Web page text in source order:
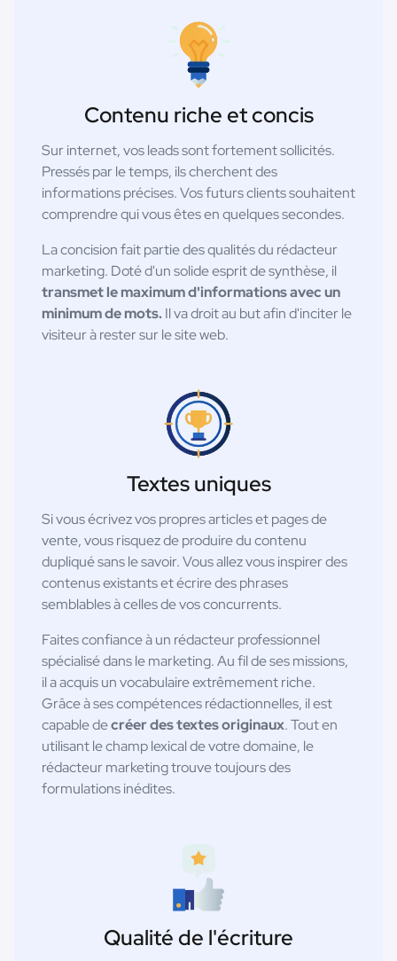
Contenu riche et concis
Sur internet, vos leads sont fortement sollicités.
Pressés par le temps, ils cherchent des
informations précises. Vos futurs clients souhaitent
comprendre qui vous êtes en quelques secondes.
La concision fait partie des qualités du rédacteur
marketing. Doté d'un solide esprit de synthèse, il
transmet le maximum d'informations avec un
minimum de mots.Il va droit au but afin d'inciter le
visiteur à rester sur le site web.
Textes uniques
Si vous écrivez vos propres articles et pages de
vente, vous risquez de produire du contenu
dupliqué sans le savoir. Vous allez vous inspirer des
contenus existants et écrire des phrases
semblables à celles de vos concurrents.
Faites confiance à un rédacteur professionnel
spécialisé dans le marketing. Au fil de ses missions,
il a acquis un vocabulaire extrêmement riche.
Grâce à ses compétences rédactionnelles, il est
capable decréer des textes originaux. Tout en
utilisant le champ lexical de votre domaine, le
rédacteur marketing trouve toujours des
formulations inédites.
Qualité de l'écriture